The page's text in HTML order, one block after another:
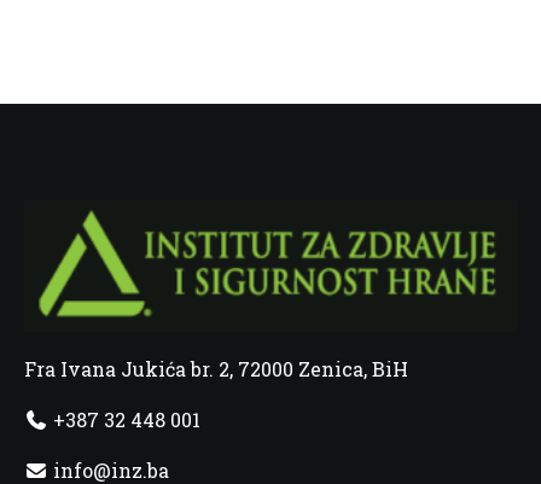
Fra Ivana Jukića br. 2, 72000 Zenica, BiH
+387 32 448 001
info@inz.ba